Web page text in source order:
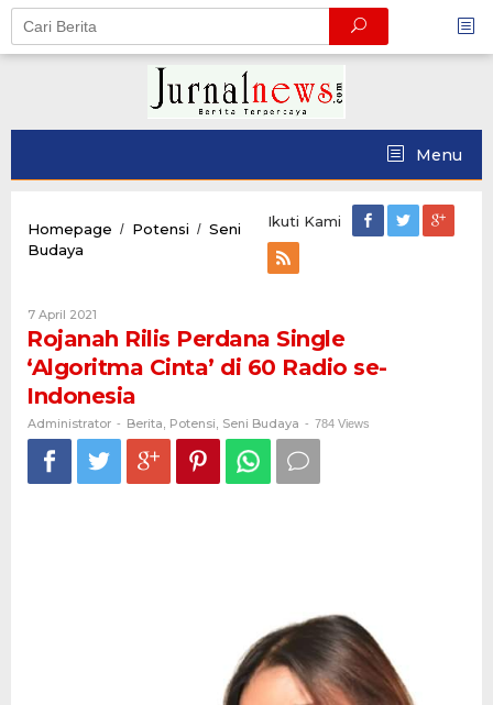
Skip
content
Menu
Homepage / Potensi / Seni
Budaya
Single
‘Algoritma
Cinta’
di
Radio
se-
Indonesia
Ikuti Kami
7 April 2021
Administrator
Rojanah Rilis Perdana Single
‘Algoritma Cinta’ di 60 Radio se-
Indonesia
Administrator - Berita, Potensi, Seni Budaya - 784 Views